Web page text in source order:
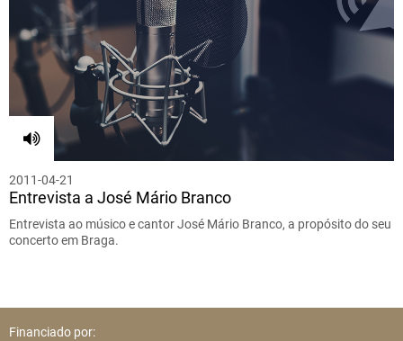
2011-04-21
Entrevista a José Mário Branco
Entrevista ao músico e cantor José Mário Branco, a propósito do seu
concerto em Braga.
Financiado por: